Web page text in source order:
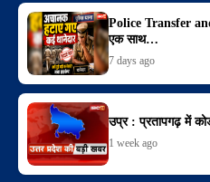
Police Transfer
एक साथ…
7 days ago
उप्र : प्रतापगढ़ में
1 week ago